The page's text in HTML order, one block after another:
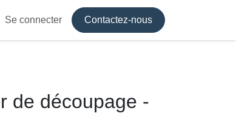
Se connecter Contactez-nous
de découpage -